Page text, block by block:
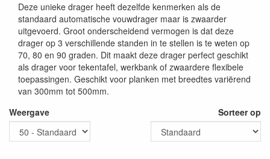
Deze unieke drager heeft dezelfde kenmerken als de
standaard automatische vouwdrager maar is zwaarder
uitgevoerd. Groot onderscheidend vermogen is dat deze
drager op 3 verschillende standen in te stellen is te weten op
70, 80 en 90 graden. Dit maakt deze drager perfect geschikt
als drager voor tekentafel, werkbank of zwaardere flexibele
toepassingen. Geschikt voor planken met breedtes variërend
van 300mm tot 500mm.
Weergave
Sorteer op